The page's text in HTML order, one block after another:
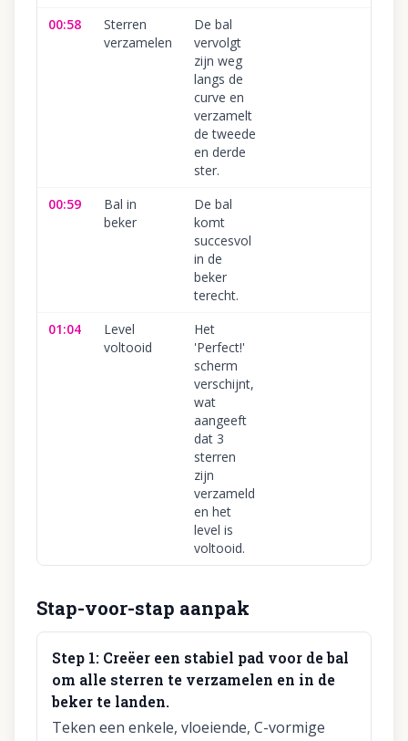
00:58
Sterren
verzamelen
De bal
vervolgt
zijn weg
langs de
curve en
verzamelt
de tweede
en derde
ster.
00:59
Bal in
beker
De bal
komt
succesvol
in de
beker
terecht.
01:04
Level
voltooid
Het
'Perfect!'
scherm
verschijnt,
wat
aangeeft
dat 3
sterren
zijn
verzameld
en het
level is
voltooid.
Stap-voor-stap aanpak
Step 1: Creëer een stabiel pad voor de bal
om alle sterren te verzamelen en in de
beker te landen.
Teken een enkele, vloeiende, C-vormige